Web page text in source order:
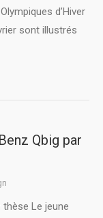
d’Hiver
sont illustrés
Qbig par
Le jeune